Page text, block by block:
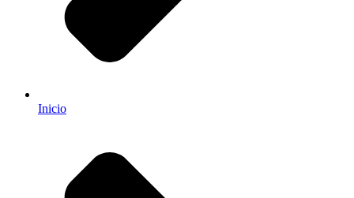
Inicio